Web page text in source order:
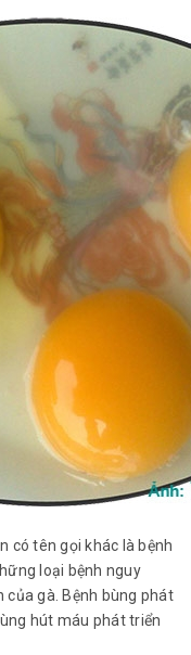
có tên gọi khác là bệnh
loại bệnh nguy
của gà. Bệnh bùng phát
hút máu phát triển